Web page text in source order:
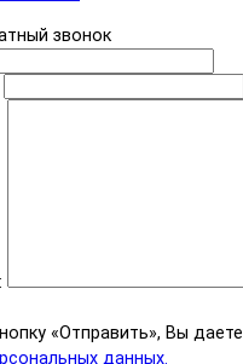
звонок
«Отправить», Вы даете
данных.